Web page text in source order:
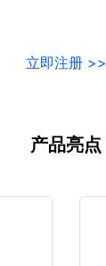
立即注册 >>
产品亮点